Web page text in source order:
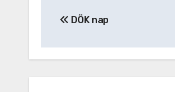
navigáció
DÖK nap